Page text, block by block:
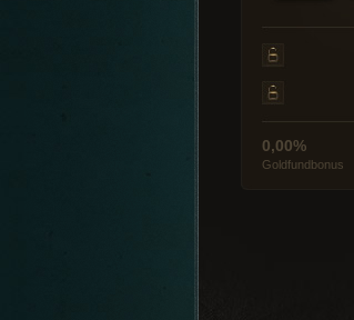
0,00%
Goldfundbonus